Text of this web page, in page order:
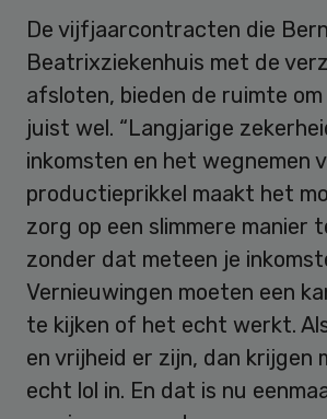
De vijfjaarcontracten die
Beatrixziekenhuis met de
afsloten, bieden de ruimte
juist wel. “Langjarige
inkomsten en het wegnemen
productieprikkel maakt het
zorg op een slimmere manier
zonder dat meteen je
Vernieuwingen moeten een
te kijken of het echt werkt.
en vrijheid er zijn, dan krijgen
echt lol in. En dat is nu